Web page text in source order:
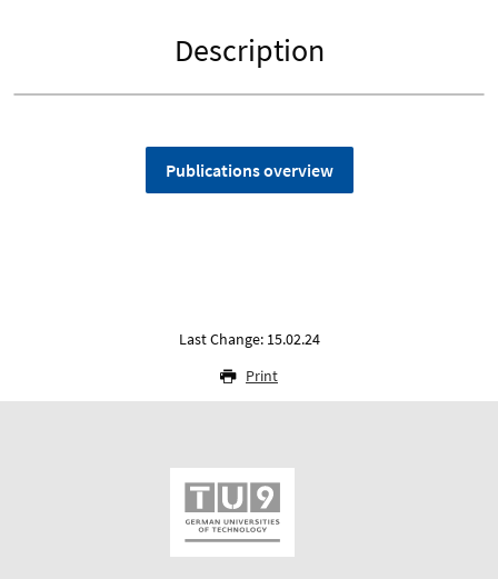
Description
Publications overview
Last Change: 15.02.24
Print